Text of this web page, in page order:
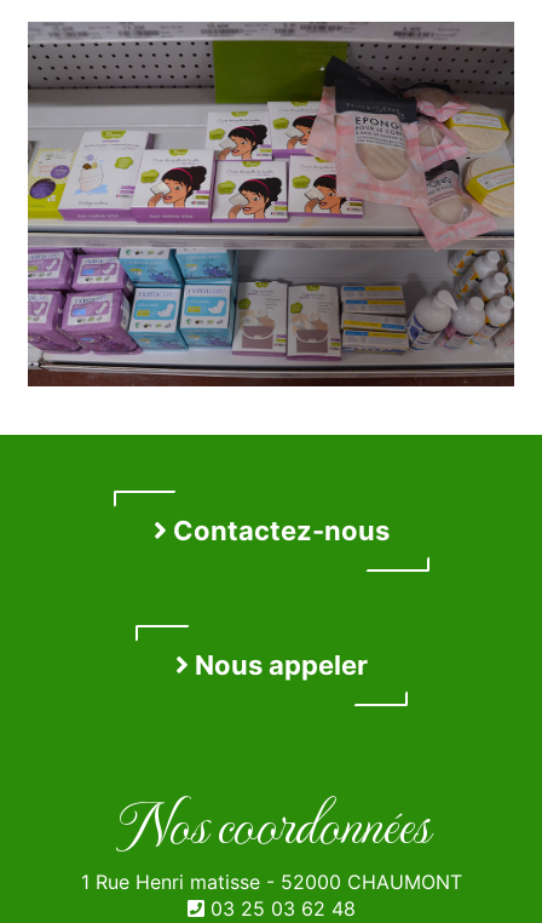
Contactez-nous
Nous appeler
Nos coordonnées
1 Rue Henri matisse - 52000 CHAUMONT
03 25 03 62 48